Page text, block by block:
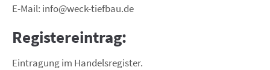
E-Mail: info@weck-tiefbau.de
Registereintrag:
Eintragung im Handelsregister.